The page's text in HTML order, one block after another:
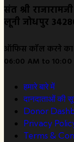
संत श्री
लूनी जोधपुर
ऑफिस कॉल करने
06:00 AM to 10:00
हमारे बारे में
दानदाताओं की
Donor
Privacy
Terms &